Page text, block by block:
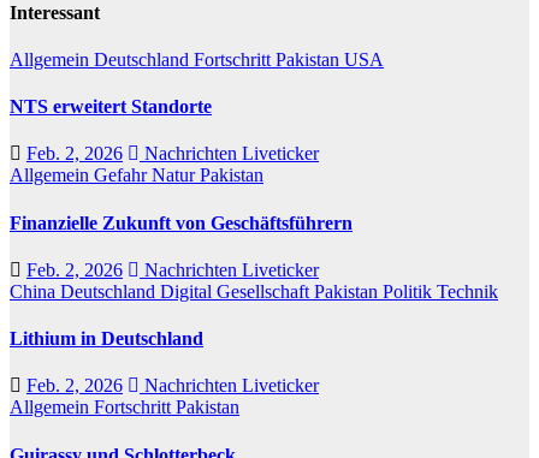
Interessant
Allgemein Deutschland Fortschritt Pakistan USA
NTS erweitert Standorte
Feb. 2, 2026
Nachrichten Liveticker
Allgemein GefahrNaturPakistan
Finanzielle Zukunft von Geschäftsführern
Feb. 2, 2026
Nachrichten Liveticker
China Deutschland Digital Gesellschaft Pakistan Politik Technik
Lithium in Deutschland
Feb. 2, 2026
Nachrichten Liveticker
Allgemein Fortschritt Pakistan